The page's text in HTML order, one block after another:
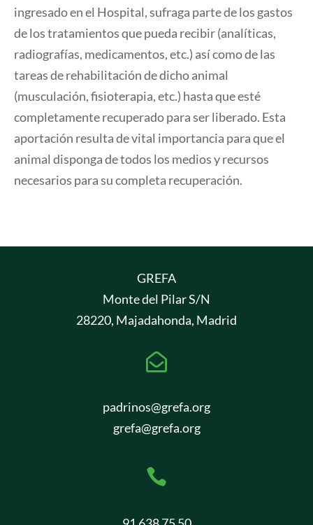
ingresado en el Hospital, sufraga parte de los gastos
de los tratamientos que pueda recibir (analíticas,
radiografías, medicamentos, etc.) así como de las
tareas de rehabilitación de dicho animal
(musculación, fisioterapia, etc.) hasta que esté
completamente recuperado para ser liberado. Esta
aportación resulta de vital importancia para que el
animal disponga de todos los medios y recursos
necesarios para su completa recuperación.
GREFA
Monte del Pilar S/N
28220, Majadahonda, Madrid

padrinos@grefa.org
grefa@grefa.org
